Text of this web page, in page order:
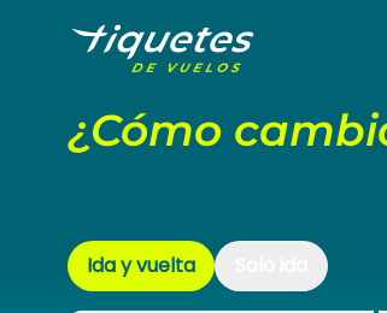
¿Cómo
Ida y vuelta